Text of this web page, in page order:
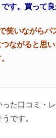
す。買って良
笑いながらパ
ながると思
た口コミ・
です。